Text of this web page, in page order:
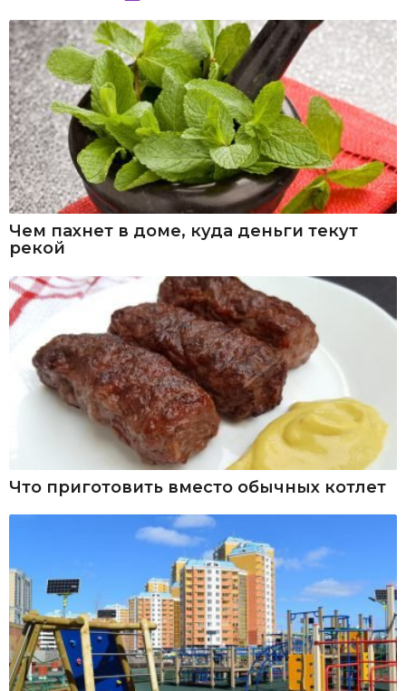
Чем пахнет в доме, куда деньги текут
рекой
Что приготовить вместо обычных котлет